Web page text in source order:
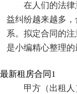
在人们的法
益纠纷越来越多
系。拟定合同的
是小编精心整理的
最新租房合同1
甲方（出租人